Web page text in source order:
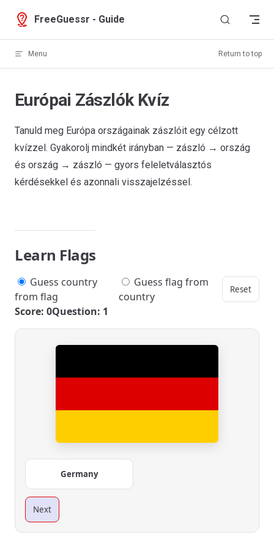
Skip to content
FreeGuessr - Guide
Menu Return to top
Európai Zászlók Kvíz
Tanuld meg Európa országainak zászlóit egy célzott
kvízzel. Gyakorolj mindkét irányban — zászló → ország
és ország → zászló — gyors feleletválasztós
kérdésekkel és azonnali visszajelzéssel.
Learn Flags
Guess country
from flag
Guess flag from
country
Reset
Score: 0Question: 1
Germany
Next